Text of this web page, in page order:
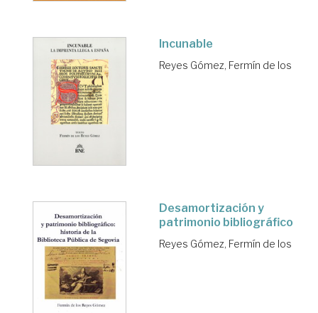
Incunable
Reyes Gómez, Fermín de los
Desamortización y
patrimonio bibliográfico
Reyes Gómez, Fermín de los